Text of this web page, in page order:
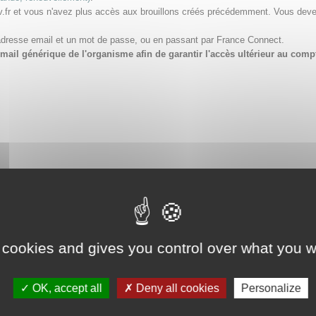
and gives you control over what you
OK, accept all Deny all cookies Personalize
et vous n'avez plus accès aux brouillons créés précédemment. Vous
email et un mot de passe, ou en passant par France Connect.
générique de l'organisme afin de garantir l'accès ultérieur au